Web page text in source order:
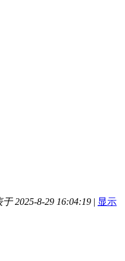
2025-8-29 16:04:19 | 显示